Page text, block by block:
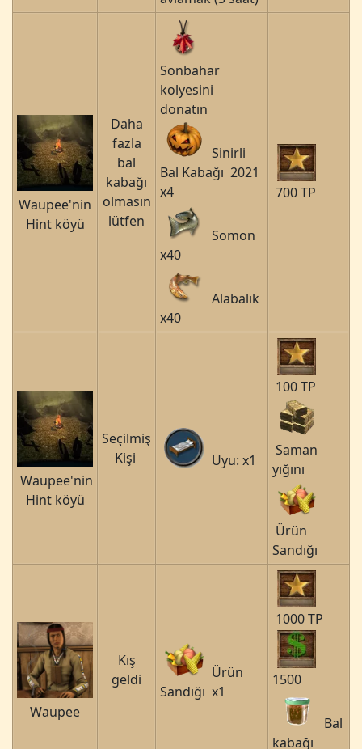
Waupee'nin
Hint köyü
Daha
fazla
bal
kabağı
olmasın
lütfen
Sonbahar
kolyesini
donatın
Sinirli
Bal Kabağı 2021
x4
Somon
x40
Alabalık
x40
700 TP
Waupee'nin
Hint köyü
Seçilmiş
Kişi
Uyu: x1
100 TP
Saman
yığını
Ürün
Sandığı
Waupee
Kış
geldi
Ürün
Sandığı x1
1000 TP
1500
Bal
kabağı